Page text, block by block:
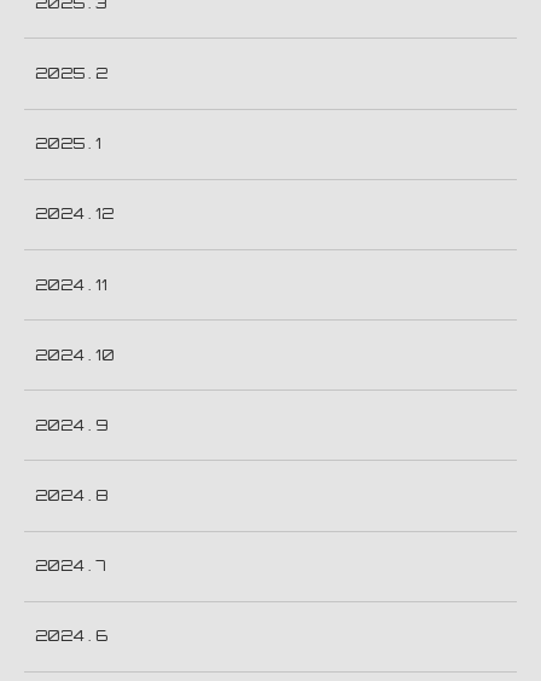
2025 . 2
2025 . 1
2024 . 12
2024 . 11
2024 . 10
2024 . 9
2024 . 8
2024 . 7
2024 . 6